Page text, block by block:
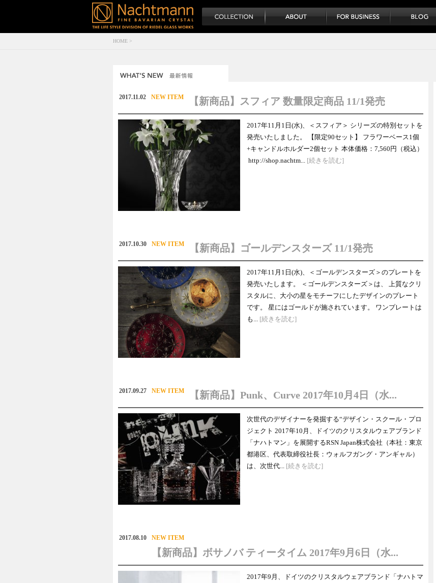
HOME >
2017.11.02 NEW ITEM 【新商品】スフィア 数量限定商品 11/1発売
2017年11月1日(水)、＜スフィア＞ シリーズの特別セットを
発売いたしました。 【限定90セット】 フラワーベース1個
+キャンドルホルダー2個セット 本体価格：7,560円（税込）
http://shop.nachtm... [続きを読む]
2017.10.30 NEW ITEM 【新商品】ゴールデンスターズ 11/1発売
2017年11月1日(水)、＜ゴールデンスターズ＞のプレートを
発売いたします。 ＜ゴールデンスターズ＞は、 上質なクリ
スタルに、大小の星をモチーフにしたデザインのプレート
です。 星にはゴールドが施されています。 ワンプレートは
も... [続きを読む]
2017.09.27 NEW ITEM 【新商品】Punk、Curve 2017年10月4日（水...
次世代のデザイナーを発掘する“デザイン・スクール・プロ
ジェクト 2017年10月、ドイツのクリスタルウェアブランド
「ナハトマン」を展開するRSN Japan株式会社（本社：東京
都港区、代表取締役社長：ウォルフガング・アンギャル）
は、次世代... [続きを読む]
2017.08.10 NEW ITEM
【新商品】ボサノバ ティータイム 2017年9月6日（水...
2017年9月、ドイツのクリスタルウェアブランド「ナハトマ